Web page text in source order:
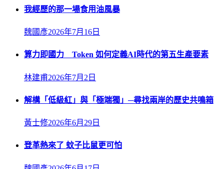
我經歷的那一場食用油風暴
魏國彥2026年7月16日
算力即國力 Token 如何定義AI時代的第五生產要素
林建甫2026年7月2日
解構「低級紅」與「極端獨」─尋找兩岸的歷史共鳴箱
黃士修2026年6月29日
登革熱來了 蚊子比鼠更可怕